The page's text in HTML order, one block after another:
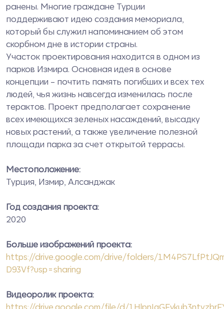
ранены. Многие граждане Турции
поддерживают идею создания мемориала,
который бы служил напоминанием об этом
скорбном дне в истории страны.
Участок проектирования находится в одном из
парков Измира. Основная идея в основе
концепции – почтить память погибших и всех тех
людей, чья жизнь навсегда изменилась после
терактов. Проект предполагает сохранение
всех имеющихся зеленых насаждений, высадку
новых растений, а также увеличение полезной
площади парка за счет открытой террасы.
Местоположение:
Турция, Измир, Алсанджак
Год создания проекта:
2020
Больше изображений проекта:
https://drive.google.com/drive/folders/
D93Vf?usp=sharing
Видеоролик проекта:
https://drive.google.com/file/d/